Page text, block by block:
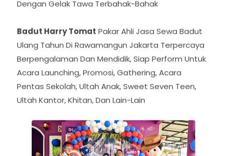
Kepada Anak-Anak Sehingga Tercipta
Dengan Gelak Tawa Terbahak-Bahak
Badut Harry Tomat Pakar Ahli Jasa Sewa Badut
Ulang Tahun Di Rawamangun Jakarta Terpercaya
Berpengalaman Dan Mendidik, Siap Perform Untuk
Acara Launching, Promosi, Gathering, Acara
Pentas Sekolah, Ultah Anak, Sweet Seven Teen,
Ultah Kantor, Khitan, Dan Lain-Lain